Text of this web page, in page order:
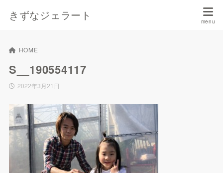
きずなジェラート
HOME
S__190554117
2022年3月21日